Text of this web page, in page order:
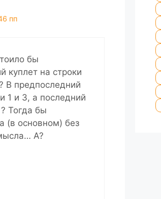
пп
бы
куплет на строки
В предпоследний
1 и 3, а последний
Тогда бы
(в основном) без
А?